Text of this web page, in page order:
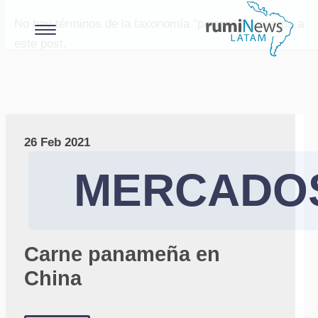
No hay términos de la taxonomía "paises" asociados a
26 Feb 2021
Carne panameña en
China